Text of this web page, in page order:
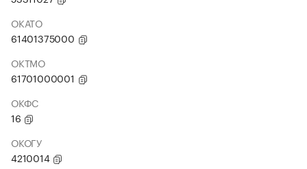
ОКАТО
61401375000
ОКТМО
61701000001
ОКФС
16
ОКОГУ
4210014